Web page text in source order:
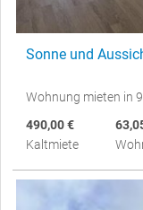
Sonne und
Wohnung mieten in
490,00 €
Kaltmiete